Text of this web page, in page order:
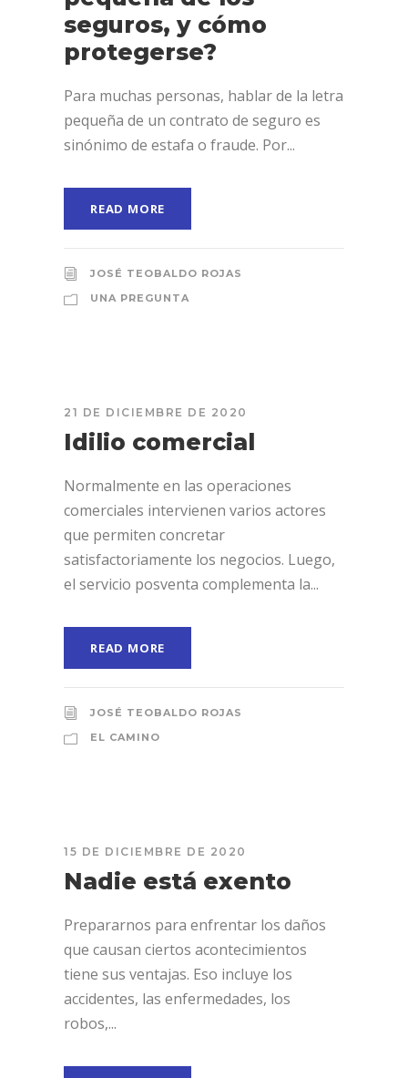
seguros, y cómo
protegerse?
Para muchas personas, hablar de la letra
pequeña de un contrato de seguro es
sinónimo de estafa o fraude. Por...
READ MORE
JOSÉ TEOBALDO ROJAS
UNA PREGUNTA
21 DE DICIEMBRE DE 2020
Idilio comercial
Normalmente en las operaciones
comerciales intervienen varios actores
que permiten concretar
satisfactoriamente los negocios. Luego,
el servicio posventa complementa la...
READ MORE
JOSÉ TEOBALDO ROJAS
EL CAMINO
15 DE DICIEMBRE DE 2020
Nadie está exento
Prepararnos para enfrentar los daños
que causan ciertos acontecimientos
tiene sus ventajas. Eso incluye los
accidentes, las enfermedades, los
robos,...